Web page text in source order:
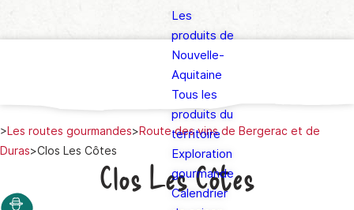
Les
produits de
Nouvelle-
Aquitaine
Tous les
produits du
territoire
Exploration
gourmande
Calendrier
>Les routes gourmandes>Route des vins de Bergerac et de
Duras>Clos Les Côtes
Clos Les Côtes